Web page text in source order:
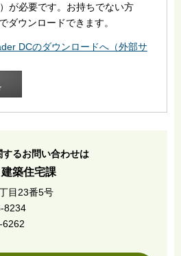
が必要です。お持ちでない方
ダウンロードできます。
DCのダウンロードへ（外部サ
るお問い合わせは
築住宅課
目23番5号
8234
6262